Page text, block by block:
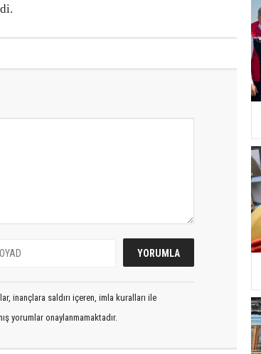
inançlara saldırı içeren, imla kuralları ile
yorumlar onaylanmamaktadır.